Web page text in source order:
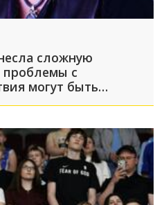
сложную
с
могут быть